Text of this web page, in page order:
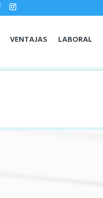
VENTAJAS LABORAL